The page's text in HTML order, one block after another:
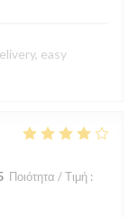
easy
Ποιότητα / Τιμή :